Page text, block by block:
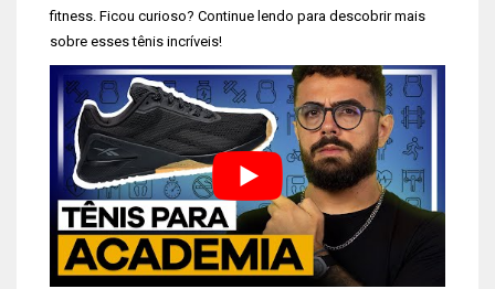
fitness. Ficou curioso? Continue lendo para descobrir mais
sobre esses tênis incríveis!